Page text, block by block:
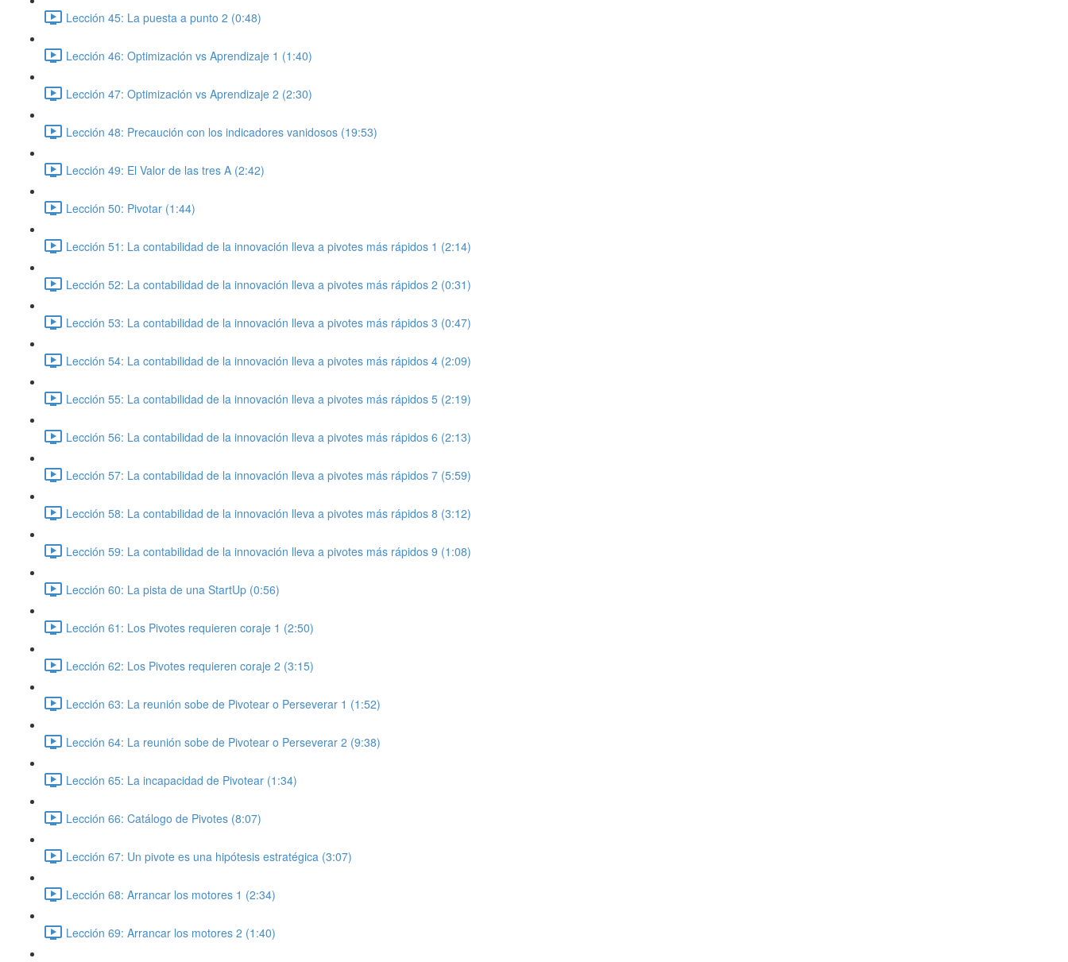
Lección 45: La puesta a punto 2 (0:48)
Lección 46: Optimización vs Aprendizaje 1 (1:40)
Lección 47: Optimización vs Aprendizaje 2 (2:30)
Lección 48: Precaución con los indicadores vanidosos (19:53)
Lección 49: El Valor de las tres A (2:42)
Lección 50: Pivotar (1:44)
Lección 51: La contabilidad de la innovación lleva a pivotes más rápidos 1 (2:14)
Lección 52: La contabilidad de la innovación lleva a pivotes más rápidos 2 (0:31)
Lección 53: La contabilidad de la innovación lleva a pivotes más rápidos 3 (0:47)
Lección 54: La contabilidad de la innovación lleva a pivotes más rápidos 4 (2:09)
Lección 55: La contabilidad de la innovación lleva a pivotes más rápidos 5 (2:19)
Lección 56: La contabilidad de la innovación lleva a pivotes más rápidos 6 (2:13)
Lección 57: La contabilidad de la innovación lleva a pivotes más rápidos 7 (5:59)
Lección 58: La contabilidad de la innovación lleva a pivotes más rápidos 8 (3:12)
Lección 59: La contabilidad de la innovación lleva a pivotes más rápidos 9 (1:08)
Lección 60: La pista de una StartUp (0:56)
Lección 61: Los Pivotes requieren coraje 1 (2:50)
Lección 62: Los Pivotes requieren coraje 2 (3:15)
Lección 63: La reunión sobe de Pivotear o Perseverar 1 (1:52)
Lección 64: La reunión sobe de Pivotear o Perseverar 2 (9:38)
Lección 65: La incapacidad de Pivotear (1:34)
Lección 66: Catálogo de Pivotes (8:07)
Lección 67: Un pivote es una hipótesis estratégica (3:07)
Lección 68: Arrancar los motores 1 (2:34)
Lección 69: Arrancar los motores 2 (1:40)